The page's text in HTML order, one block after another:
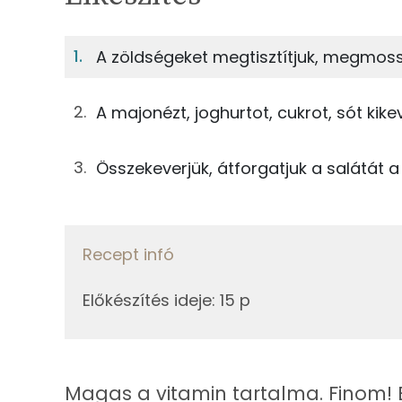
125g alma
3gmajonéz
63g joghurt
Magnézium
A zöldségeket megtisztítjuk,
A majonézt, joghurtot, cukrot, sót
Összekeverjük, átforgatjuk a salátát
Recept infó
Előkészítés ideje: 15 p
Magas a vitamin tartalma. Finom!